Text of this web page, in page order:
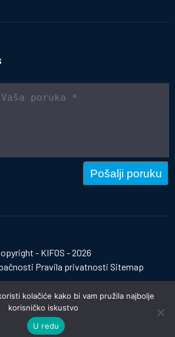
Pošalji poruku
- KIFOS - 2026
Pravila privatnosti Sitemap
web stranica:invictum.hr
kolačiće kako bi vam pružila najbolje
korisničko iskustvo
U redu